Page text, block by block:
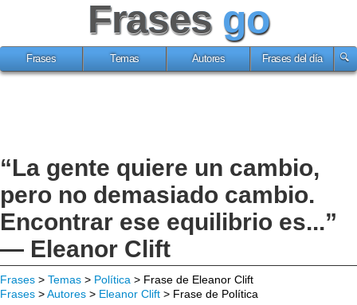
Frases go
Frases Temas Autores Frases del día
“La gente quiere un cambio,
pero no demasiado cambio.
Encontrar ese equilibrio es...”
— Eleanor Clift
Frases > Temas > Política > Frase de Eleanor Clift
Frases >Autores > Eleanor Clift > Frase de Política